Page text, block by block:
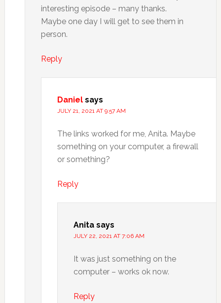
interesting episode – many thanks.
Maybe one day I will get to see them in
person.
Reply
Daniel says
JULY 21, 2021 AT 9:57 AM
The links worked for me, Anita. Maybe
something on your computer, a firewall
or something?
Reply
Anita says
JULY 22, 2021 AT 7:06 AM
It was just something on the
computer – works ok now.
Reply